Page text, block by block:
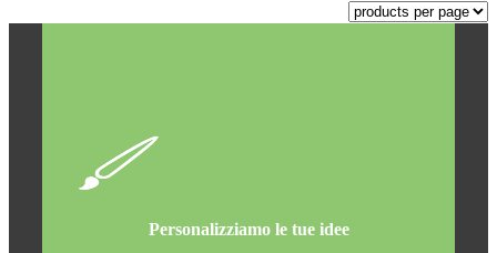
Personalizziamo le tue idee